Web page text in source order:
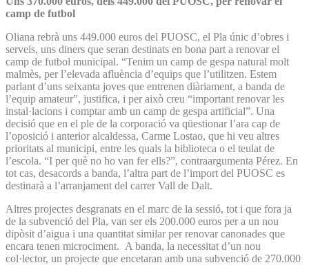
camp de futbol
Oliana rebrà uns 449.000 euros del PUOSC, el Pla únic d’obres i
serveis, uns diners que seran destinats en bona part a renovar el
camp de futbol municipal. “Tenim un camp de gespa natural molt
malmès, per l’elevada afluència d’equips que l’utilitzen. Estem
parlant d’uns seixanta joves que entrenen diàriament, a banda de
l’equip amateur”, justifica, i per això creu “important renovar les
instal·lacions i comptar amb un camp de gespa artificial”. Una
decisió que en el ple de la corporació va qüestionar l’ara cap de
l’oposició i anterior alcaldessa, Carme Lostao, que hi veu altres
prioritats al municipi, entre les quals la biblioteca o el teulat de
l’escola. “I per què no ho van fer ells?”, contraargumenta Pérez. En
tot cas, desacords a banda, l’altra part de l’import del PUOSC es
destinarà a l’arranjament del carrer Vall de Dalt.
Altres projectes desgranats en el marc de la sessió, tot i que fora ja
de la subvenció del Pla, van ser els 200.000 euros per a un nou
dipòsit d’aigua i una quantitat similar per renovar canonades que
encara tenen microciment. A banda, la necessitat d’un nou
col·lector, un projecte que encetaran amb una subvenció de 270.000